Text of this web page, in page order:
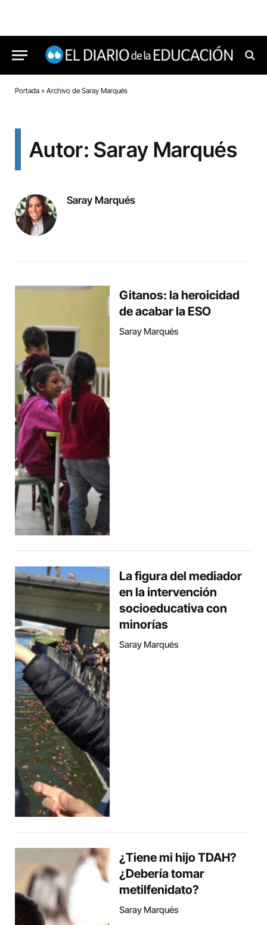
Portada » Archivo de Saray Marqués
Autor: Saray Marqués
Saray Marqués
Gitanos: la heroicidad
de acabar la ESO
Saray Marqués
La figura del mediador
en la intervención
socioeducativa con
minorías
Saray Marqués
¿Tiene mi hijo TDAH?
¿Debería tomar
metilfenidato?
Saray Marqués